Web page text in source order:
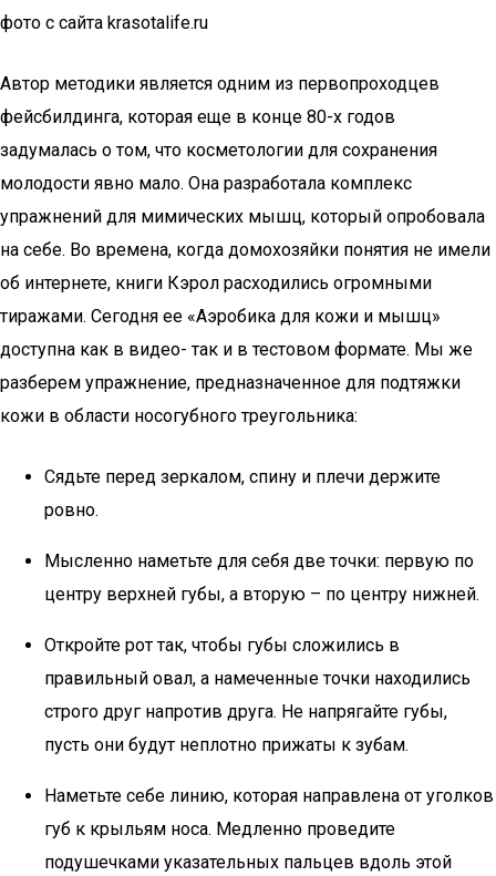
фото с сайта krasotalife.ru
Автор методики является одним из первопроходцев
фейсбилдинга, которая еще в конце 80-х годов
задумалась о том, что косметологии для сохранения
молодости явно мало. Она разработала комплекс
упражнений для мимических мышц, который опробовала
на себе. Во времена, когда домохозяйки понятия не имели
об интернете, книги Кэрол расходились огромными
тиражами. Сегодня ее «Аэробика для кожи и мышц»
доступна как в видео- так и в тестовом формате. Мы же
разберем упражнение, предназначенное для подтяжки
кожи в области носогубного треугольника:
Сядьте перед зеркалом, спину и плечи держите
ровно.
Мысленно наметьте для себя две точки: первую по
центру верхней губы, а вторую – по центру нижней.
Откройте рот так, чтобы губы сложились в
правильный овал, а намеченные точки находились
строго друг напротив друга. Не напрягайте губы,
пусть они будут неплотно прижаты к зубам.
Наметьте себе линию, которая направлена от уголков
губ к крыльям носа. Медленно проведите
подушечками указательных пальцев вдоль этой